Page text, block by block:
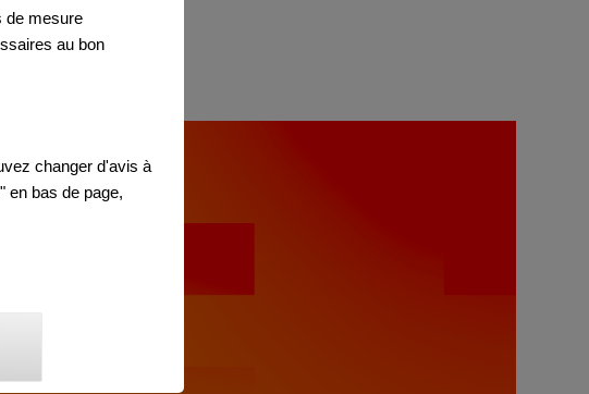
de mesure
au bon
changer d'avis à
en bas de page,